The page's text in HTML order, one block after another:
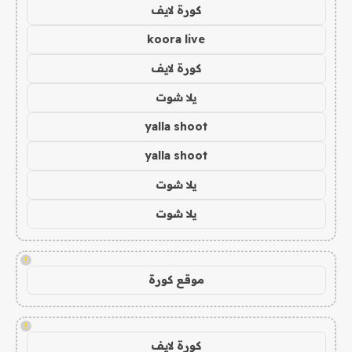
كورة لايف
koora live
كورة لايف
يلا شوت
yalla shoot
yalla shoot
يلا شوت
يلا شوت
!
موقع كورة
!
كورة لايف